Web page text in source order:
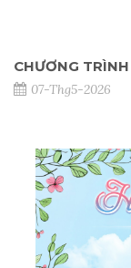
07-Thg5-2026